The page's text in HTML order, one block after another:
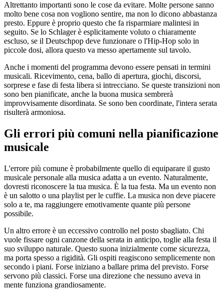
Altrettanto importanti sono le cose da evitare. Molte persone sanno
molto bene cosa non vogliono sentire, ma non lo dicono abbastanza
presto. Eppure è proprio questo che fa risparmiare malintesi in
seguito. Se lo Schlager è esplicitamente voluto o chiaramente
escluso, se il Deutschpop deve funzionare o l'Hip-Hop solo in
piccole dosi, allora questo va messo apertamente sul tavolo.
Anche i momenti del programma devono essere pensati in termini
musicali. Ricevimento, cena, ballo di apertura, giochi, discorsi,
sorprese e fase di festa libera si intrecciano. Se queste transizioni non
sono ben pianificate, anche la buona musica sembrerà
improvvisamente disordinata. Se sono ben coordinate, l'intera serata
risulterà armoniosa.
Gli errori più comuni nella pianificazione
musicale
L'errore più comune è probabilmente quello di equiparare il gusto
musicale personale alla musica adatta a un evento. Naturalmente,
dovresti riconoscere la tua musica. È la tua festa. Ma un evento non
è un salotto o una playlist per le cuffie. La musica non deve piacere
solo a te, ma raggiungere emotivamente quante più persone
possibile.
Un altro errore è un eccessivo controllo nel posto sbagliato. Chi
vuole fissare ogni canzone della serata in anticipo, toglie alla festa il
suo sviluppo naturale. Questo suona inizialmente come sicurezza,
ma porta spesso a rigidità. Gli ospiti reagiscono semplicemente non
secondo i piani. Forse iniziano a ballare prima del previsto. Forse
servono più classici. Forse una direzione che nessuno aveva in
mente funziona grandiosamente.